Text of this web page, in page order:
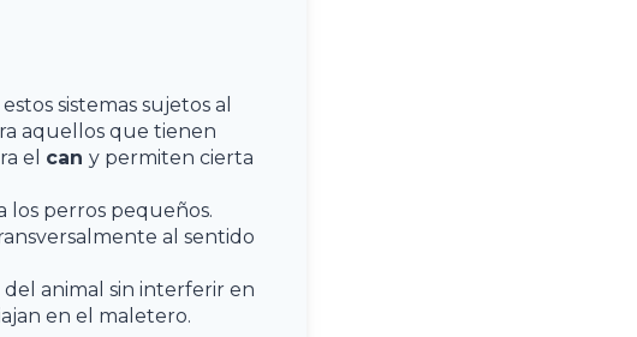
sistemas sujetos al
aquellos que tienen
el can y permiten cierta
los perros pequeños.
al sentido
animal sin interferir en
en el maletero.